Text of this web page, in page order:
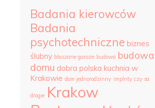
Badania kierowców
Badania
psychotechniczne biznes
ślubny blaszane garaże budowa budowa
domu dobra polska kuchnia w
Krakowie dom jednorodzinny implnty czy sa
drogie Krakow